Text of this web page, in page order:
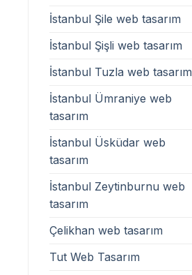
İstanbul Şile web tasarım
İstanbul Şişli web tasarım
İstanbul Tuzla web tasarım
İstanbul Ümraniye web
tasarım
İstanbul Üsküdar web
tasarım
İstanbul Zeytinburnu web
tasarım
Çelikhan web tasarım
Tut Web Tasarım